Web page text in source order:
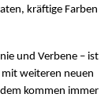
kräftige Farben
und Verbene – ist
weiteren neuen
kommen immer